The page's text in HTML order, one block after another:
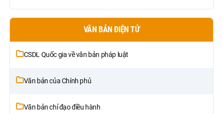
VĂN BẢN ĐIỆN TỬ
CSDL Quốc gia về văn bản pháp luật
Văn bản của Chính phủ
Văn bản chỉ đạo điều hành